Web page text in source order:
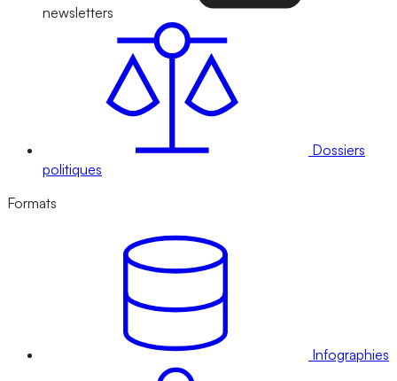
newsletters
Dossiers
politiques
Formats
Infographies